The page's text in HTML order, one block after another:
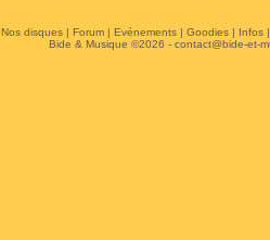
Nos disques| Forum| Evénements| Goodies| Infos
Bide & Musique ©2026 - contact@bide-et-